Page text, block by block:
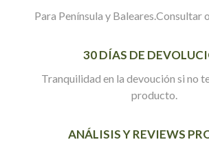
Para Península y Baleares.Consultar
30 DÍAS DE
Tranquilidad en la devoución si no
producto.
ANÁLISIS Y REVIEWS